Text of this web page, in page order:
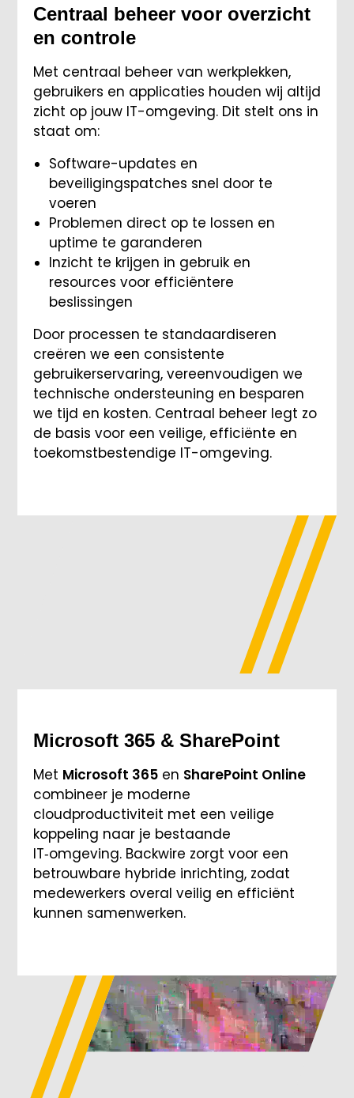
Centraal beheer voor overzicht
en controle
Met centraal beheer van werkplekken,
gebruikers en applicaties houden wij altijd
zicht op jouw IT-omgeving. Dit stelt ons in
staat om:
Software-updates en
beveiligingspatches snel door te
voeren
Problemen direct op te lossen en
uptime te garanderen
Inzicht te krijgen in gebruik en
resources voor efficiëntere
beslissingen
Door processen te standaardiseren
creëren we een consistente
gebruikerservaring, vereenvoudigen we
technische ondersteuning en besparen
we tijd en kosten. Centraal beheer legt zo
de basis voor een veilige, efficiënte en
toekomstbestendige IT-omgeving.
Microsoft 365 & SharePoint
Met Microsoft 365 en SharePoint Online
combineer je moderne
cloudproductiviteit met een veilige
koppeling naar je bestaande
IT‑omgeving. Backwire zorgt voor een
betrouwbare hybride inrichting, zodat
medewerkers overal veilig en efficiënt
kunnen samenwerken.